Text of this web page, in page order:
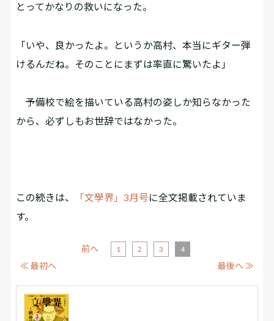
とってかなりの救いになった。
「いや、良かったよ。というか高村、本当にギター弾
けるんだね。そのことにまずは率直に驚いたよ」
予備校で絵を描いている高村の姿しか知らなかった
から、必ずしもお世辞ではなかった。
この続きは、 「文學界」3月号に全文掲載されていま
す。
≪ 最初へ
前へ 1 2 3 4
最後へ ≫